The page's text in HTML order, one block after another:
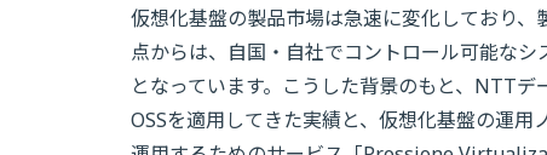
仮想化基盤の製品市場は急速に変化しており
点からは、自国・自社でコントロール可能な
となっています。こうした背景のもと、NTT
OSSを適用してきた実績と、仮想化基盤の運